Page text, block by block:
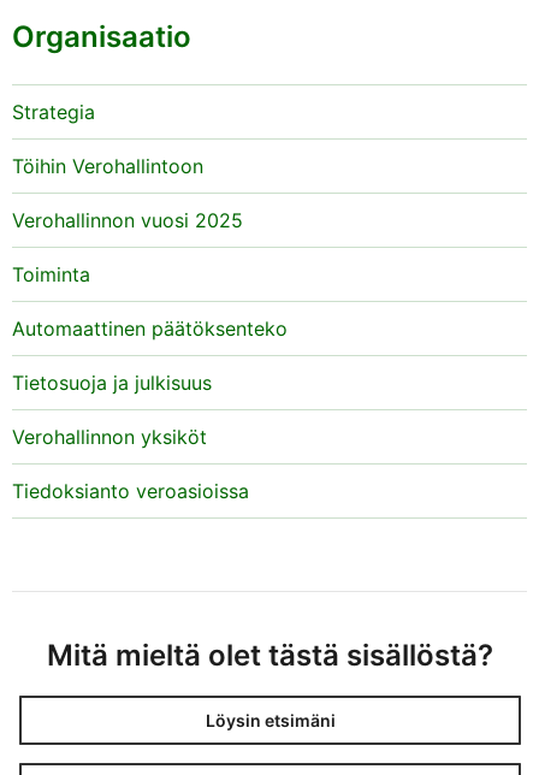
Organisaatio
Strategia
Töihin Verohallintoon
Verohallinnon vuosi 2025
Toiminta
Automaattinen päätöksenteko
Tietosuoja ja julkisuus
Verohallinnon yksiköt
Tiedoksianto veroasioissa
Mitä mieltä olet tästä sisällöstä?
Löysin etsimäni